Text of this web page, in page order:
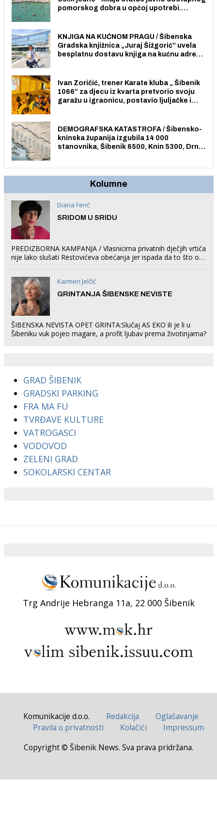
pomorskog dobra u općoj upotrebi.
KNJIGA NA KUĆNOM PRAGU / Šibenska
Gradska knjižnica „Juraj Šižgorić” uvela
besplatnu dostavu knjiga na kućnu adresu
Ivan Zoričić, trener Karate kluba „ Šibenik
1066” za djecu iz kvarta pretvorio svoju
garažu u igraonicu, postavio ljuljačke i
DEMOGRAFSKA KATASTROFA / Šibensko-
kninska županija izgubila 14 000
stanovnika, Šibenik 6500, Knin 5300, Drniš
Kolumne
Diana Ferić
SRIDOM U SRIDU
PREDIZBORNA KAMPANJA / Vlasnicima privatnih dječjih vrtića
nije lako slušati Restovićeva obećanja jer ispada da to što oni
Karmen Jelčić
GRINTANJA ŠIBENSKE NEVISTE
ŠIBENSKA NEVISTA OPET GRINTA:Slučaj AS EKO ili je li u
Šibeniku vuk pojeo magare, a profit ljubav prema životinjama?
GRAD ŠIBENIK
GRADSKI PARKING
FRA MA FU
TVRĐAVE KULTURE
VATROGASCI
VODOVOD
ZELENI GRAD
SOKOLARSKI CENTAR
Trg Andrije Hebranga 11a, 22 000 Šibenik
Komunikacije d.o.o. Redakcija
Oglašavanje
Pravila o privatnosti
Kolačići
Impressum
Copyright © Šibenik News. Sva prava pridržana.